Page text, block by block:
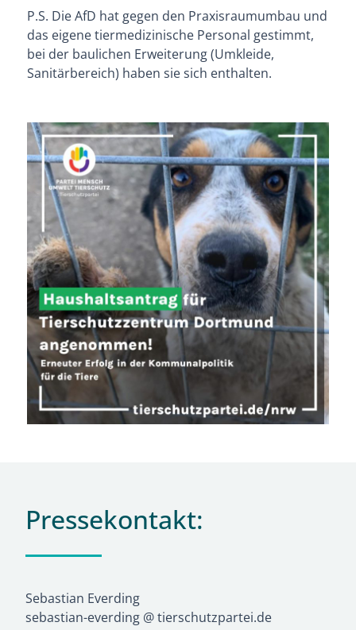
P.S. Die AfD hat gegen den Praxisraumumbau und
das eigene tiermedizinische Personal gestimmt,
bei der baulichen Erweiterung (Umkleide,
Sanitärbereich) haben sie sich enthalten.
Pressekontakt:
Sebastian Everding
sebastian-everding @ tierschutzpartei.de